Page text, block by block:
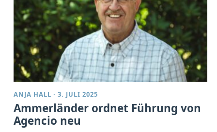
ANJA HALL ·3. JULI 2025
Ammerländer ordnet Führung von
Agencio neu